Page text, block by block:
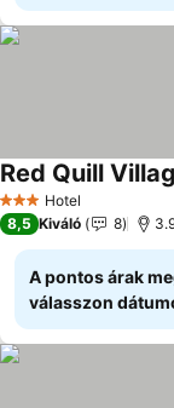
3 Kategória
Hotel
Red Quill
8,5 Kiváló 8
A pontos árak
válasszon